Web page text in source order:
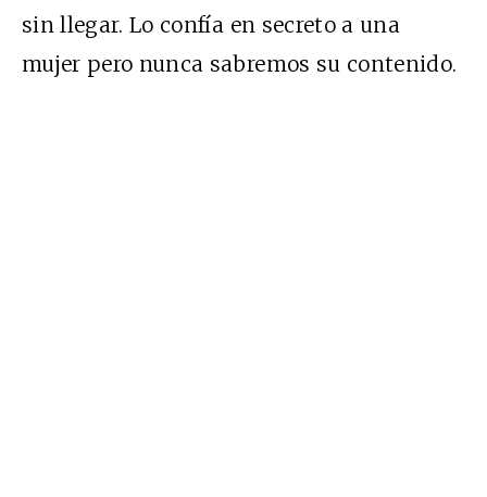
sin llegar. Lo confía en secreto a una
mujer pero nunca sabremos su contenido.